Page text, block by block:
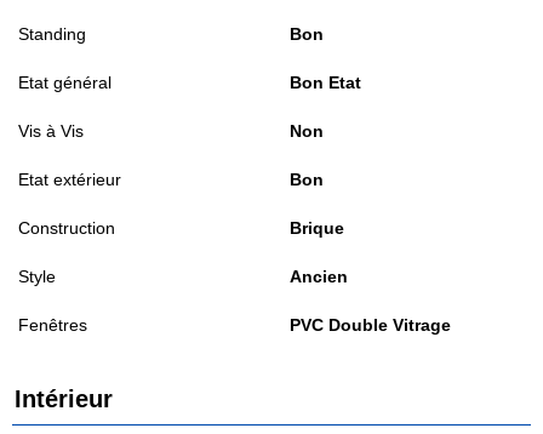
Standing Bon
Etat général Bon Etat
Vis à Vis Non
Etat extérieur Bon
Construction Brique
Style Ancien
Fenêtres PVC Double Vitrage
Intérieur